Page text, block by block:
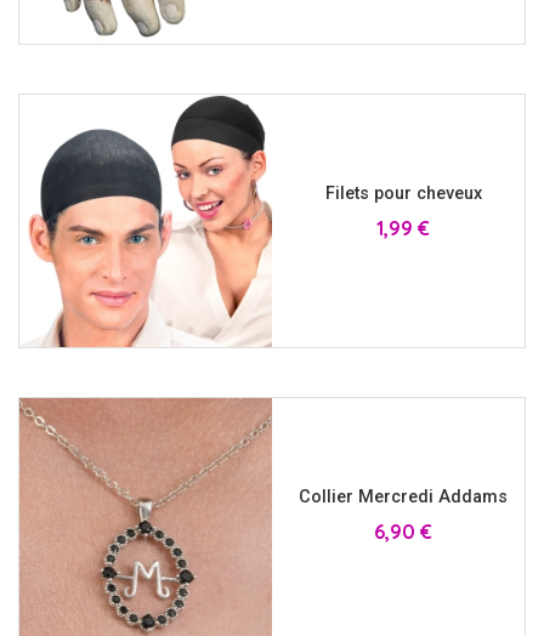
Filets pour cheveux
Prix
1,99 €
Collier Mercredi Addams
Prix
6,90 €